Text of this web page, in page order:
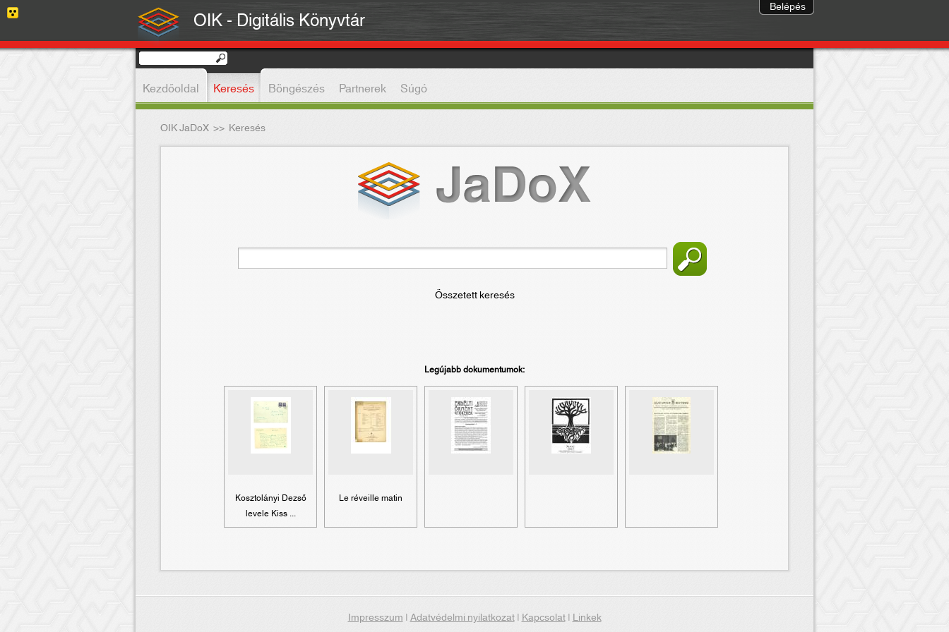
OIK - Digitális Könyvtár
Kezdőoldal Keresés Böngészés Partnerek Súgó
OIK JaDoX >> Keresés
Összetett keresés
Belépés
Legújabb dokumentumok:
Kosztolányi Dezső
levele Kiss ...
Le réveille matin
Impresszum|Adatvédelmi nyilatkozat|Kapcsolat|Linkek